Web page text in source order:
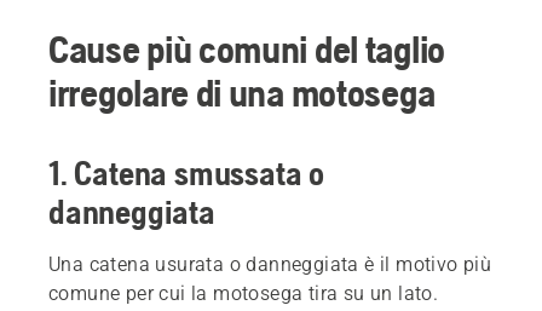
Cause più comuni del taglio
irregolare di una motosega
1. Catena smussata o
danneggiata
Una catena usurata o danneggiata è il motivo più
comune per cui la motosega tira su un lato.